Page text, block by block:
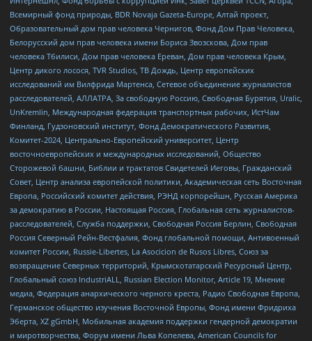
Всемирный фонд природы, BDR Novaja Gazeta-Europe, Алтай проект,
Образовательный дом прав человека Чернигов, Фонд Дом Прав Человека,
Белорусский дом прав человека имени Бориса Звозскова, Дом прав
человека Тбилиси, Дом прав человека Ереван, Дом прав человека Крым,
Центр дикого лосося, TVR Studios, ТВ Дождь, Центр европейских
исследований им Вилфрида Мартенса, Сетевое объединение журналистов
расследователей, АЛЛАТРА, За свободную Россию, Свободная Бурятия, Uralic,
UnKremlin, Международная федерация транспортных рабочих, ИстЧам
Финланд, Гудзоновский институт, Фонд Демократического Развития,
Комитет-2024, Центрально-Европейский университет, Центр
восточноевропейских и международных исследований, Общество
Сторожевой башни, Библии и трактатов Свидетелей Иеговы, Гражданский
Совет, Центр анализа европейской политики, Академическая сеть Восточная
Европа, Российский комитет действия, РЭНД корпорейшн, Русская Америка
за демократию в России, Настоящая Россия, Глобальная сеть журналистов-
расследователей, Служба поддержки, Свободная Россия Берлин, Свободная
Россия Северный Рейн-Вестфалия, Фонд глобальной помощи, Антивоенный
комитет России, Russie-Libertes, La Asocicion de Rusos Libres, Союз за
возвращение Северных территорий, Крымскотатарский Ресурсный Центр,
Глобальный союз IndustriALL, Russian Election Monitor, Article 19, Мнение
медиа, Федерация анархического черного креста, Радио Свободная Европа,
Германское общество изучения Восточной Европы, Фонд имени Фридриха
Эберта, XZ gGmbH, Мобильная академия поддержки гендерной демократии
и миротворчества, Форум имени Льва Копелева, American Councils for